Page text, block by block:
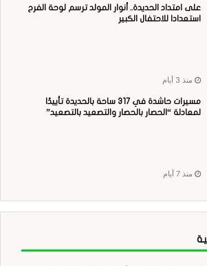
على امتداد الحديدة.. أنوار المولد ترسم لوحة الفرح
استعدادا للاحتفال الكبير
منذ 3 أيام
مسيرات حاشدة في 317 ساحة بالحديدة تأييدًا
لمعادلة “الحصار بالحصار والتصعيد بالتصعيد”
منذ 7 أيام